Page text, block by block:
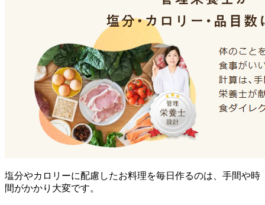
塩分やカロリーに配慮したお料理を毎日作るのは、手間や時
間がかかり大変です。